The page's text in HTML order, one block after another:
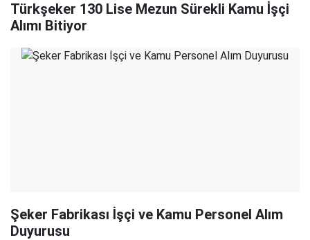
Türkşeker 130 Lise Mezun Sürekli Kamu İşçi
Alımı Bitiyor
Şeker Fabrikası İşçi ve Kamu Personel Alım
Duyurusu